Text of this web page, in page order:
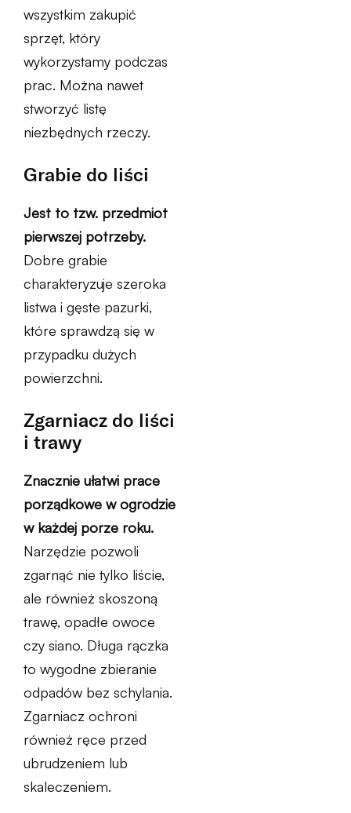
wszystkim zakupić
sprzęt, który
wykorzystamy podczas
prac. Można nawet
stworzyć listę
niezbędnych rzeczy.
Grabie do liści
Jest to tzw. przedmiot
pierwszej potrzeby.
Dobre grabie
charakteryzuje szeroka
listwa i gęste pazurki,
które sprawdzą się w
przypadku dużych
powierzchni.
Zgarniacz do liści
i trawy
Znacznie ułatwi prace
porządkowe w ogrodzie
w każdej porze roku.
Narzędzie pozwoli
zgarnąć nie tylko liście,
ale również skoszoną
trawę, opadłe owoce
czy siano. Długa rączka
to wygodne zbieranie
odpadów bez schylania.
Zgarniacz ochroni
również ręce przed
ubrudzeniem lub
skaleczeniem.